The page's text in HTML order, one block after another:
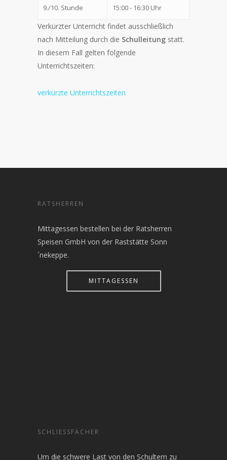
9./10. Stunde 15:00 - 16:30 Uhr
Verkürzter Unterricht findet ausschließlich
nach Mitteilung durch die Schulleitung statt.
In diesem Fall gelten folgende
Unterrichtszeiten:
verkürzte Unterrichtszeiten
RATSHERREN
Mittagessen bestellen bei der Ratsherren
Speisen GmbH von der Raststätte Sonn
´nekeppe.
MITTAGESSEN
SCHLIESSFÄCHER
Um die schwere Last von den Schultern zu